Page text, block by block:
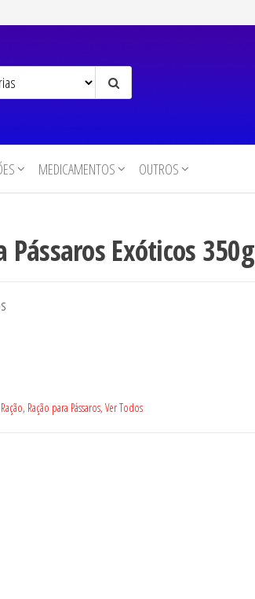
MEDICAMENTOS OUTROS
Exóticos 350g
Ração, Ração para Pássaros, Ver Todos